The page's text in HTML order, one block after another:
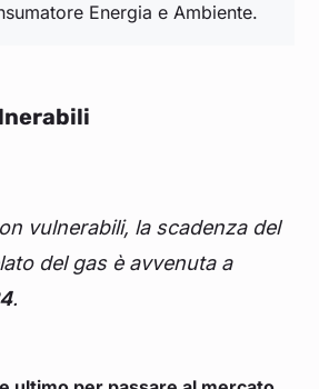
Energia e Ambiente.
vulnerabili, la scadenza del
del gas è avvenuta a
.